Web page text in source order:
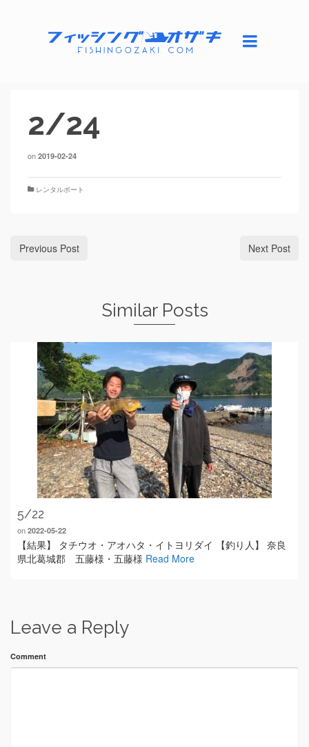
2/24
on 2019-02-24
レンタルボート
Previous Post Next Post
Similar Posts
5/22
on 2022-05-22
【結果】 タチウオ・アオハタ・イトヨリダイ 【釣り人】 奈良
県北葛城郡 五藤様・五藤様 Read More
Leave a Reply
Comment